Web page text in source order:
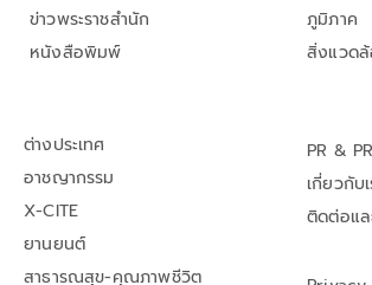
ข่าวพระราชสำนัก
หนังสือพิมพ์
ภูมิภาค
สิ่งแวด
ต่างประเทศ
อาชญากรรม
X-CITE
ยานยนต์
สาธารณสุข-คุณภาพชีวิต
PR &
เกี่ยวกับเ
ติดต่อแ